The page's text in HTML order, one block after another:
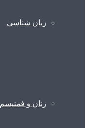
زبان شناسی
زنان و فمنیسم